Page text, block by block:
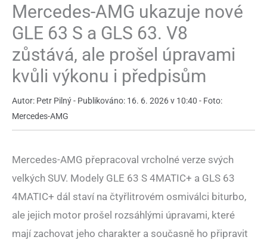
Mercedes-AMG ukazuje nové
GLE 63 S a GLS 63. V8
zůstává, ale prošel úpravami
kvůli výkonu i předpisům
Autor: Petr Pilný - Publikováno: 16. 6. 2026 v 10:40 - Foto:
Mercedes-AMG
Mercedes-AMG přepracoval vrcholné verze svých
velkých SUV. Modely GLE 63 S 4MATIC+ a GLS 63
4MATIC+ dál staví na čtyřlitrovém osmiválci biturbo,
ale jejich motor prošel rozsáhlými úpravami, které
mají zachovat jeho charakter a současně ho připravit